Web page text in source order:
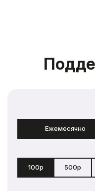
Ежемесячно
100р 500р